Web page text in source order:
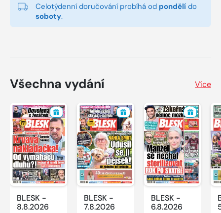
Celotýdenní doručování probíhá od pondělí do
soboty.
Všechna vydání Více
BLESK -
8.8.2026
BLESK -
7.8.2026
BLESK -
6.8.2026